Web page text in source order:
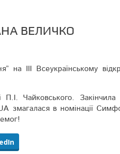
ВЕЛИЧКО
на IІІ Все­україн­ському
Чай­ков­ського.
змагалася в номінації